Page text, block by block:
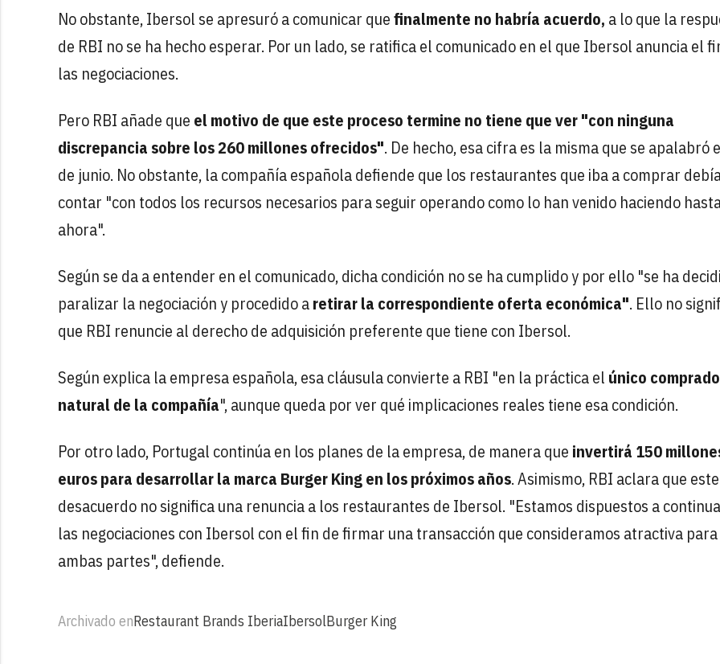
No obstante, Ibersol se apresuró a comunicar quefinalmente no habría acuerdo, a lo que la
de RBI no se ha hecho esperar. Por un lado, se ratifica el comunicado en el que Ibersol anuncia el
las negociaciones.
Pero RBI añade que el motivo de que este proceso termine no tiene que ver "con ninguna
discrepancia sobre los 260 millones ofrecidos". De hecho, esa cifra es la misma que se apalabró
de junio. No obstante, la compañía española defiende que los restaurantes que iba a comprar
contar "con todos los recursos necesarios para seguir operando como lo han venido haciendo
ahora".
Según se da a entender en el comunicado, dicha condición no se ha cumplido y por ello "se ha
paralizar la negociación y procedido aretirar la correspondiente oferta económica". Ello no
que RBI renuncie al derecho de adquisición preferente que tiene con Ibersol.
Según explica la empresa española, esa cláusula convierte a RBI "en la práctica el único
natural de la compañía", aunque queda por ver qué implicaciones reales tiene esa condición.
Por otro lado, Portugal continúa en los planes de la empresa, de manera que invertirá 150
euros para desarrollar la marca Burger King en los próximos años. Asimismo, RBI aclara que este
desacuerdo no significa una renuncia a los restaurantes de Ibersol. "Estamos dispuestos a
las negociaciones con Ibersol con el fin de firmar una transacción que consideramos atractiva para
ambas partes", defiende.
Archivado enRestaurant Brands IberiaIbersolBurger King